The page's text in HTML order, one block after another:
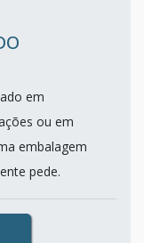
em
ou em
embalagem
pede.